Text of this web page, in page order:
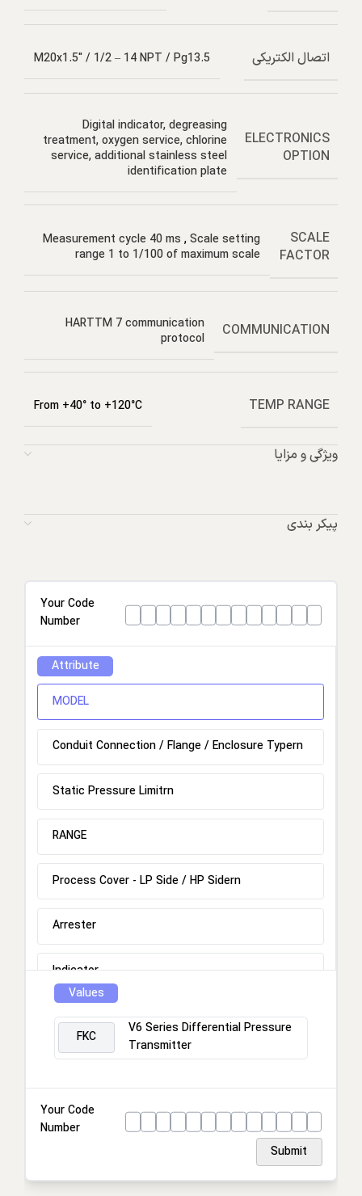
اتصال الکتریکی M20x1.5" / 1/2 – 14 NPT / Pg13.5
ELECTRONICS
OPTION
Digital indicator, degreasing
treatment, oxygen service, chlorine
service, additional stainless steel
identification plate
SCALE
FACTOR
Measurement cycle 40 ms ,Scale setting
range 1 to 1/100 of maximum scale
COMMUNICATION
HARTTM 7 communication
protocol
TEMP RANGE
From +40° to +120°C
ویژگی و مزایا
پیکر بندی
Your Code
Number
Attribute
MODEL
Conduit Connection / Flange / Enclosure Typern
Static Pressure Limitrn
RANGE
Process Cover - LP Side / HP Sidern
Arrester
Indicator
Approval
Mounting Bracketrn
Stainless Steel Tag Platern
Values
FKC
V6 Series Differential Pressure
Transmitter
Your Code
Number
Submit